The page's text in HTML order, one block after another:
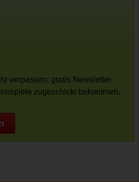
verpassen: gratis Newsletter
zugeschickt bekommen.